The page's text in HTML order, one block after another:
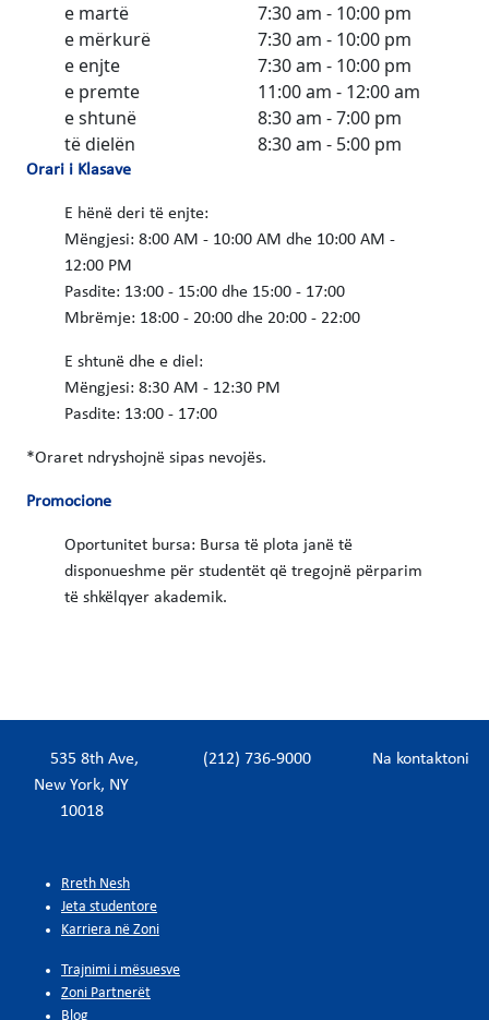
e martë
7:30 am - 10:00 pm
e mërkurë
7:30 am - 10:00 pm
e enjte
7:30 am - 10:00 pm
e premte
11:00 am - 12:00 am
e shtunë
8:30 am - 7:00 pm
të dielën
8:30 am - 5:00 pm
Orari i Klasave
E hënë deri të enjte:
Mëngjesi: 8:00 AM - 10:00 AM dhe 10:00 AM -
12:00 PM
Pasdite: 13:00 - 15:00 dhe 15:00 - 17:00
Mbrëmje: 18:00 - 20:00 dhe 20:00 - 22:00
E shtunë dhe e diel:
Mëngjesi: 8:30 AM - 12:30 PM
Pasdite: 13:00 - 17:00
*Oraret ndryshojnë sipas nevojës.
Promocione
Oportunitet bursa: Bursa të plota janë të
disponueshme për studentët që tregojnë përparim
të shkëlqyer akademik.
535 8th Ave,
New York, NY
10018
(212) 736-9000 Na kontaktoni
Rreth Nesh
Jeta studentore
Karriera në Zoni
Trajnimi i mësuesve
Zoni Partnerët
Blog